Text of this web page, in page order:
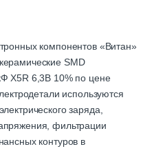
компонентов «Витан»
SMD
X5R 6,3B 10% по цене
используются
заряда,
фильтрации
контуров в